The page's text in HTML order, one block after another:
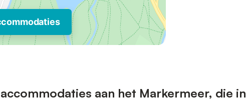
aan het Markermeer, die